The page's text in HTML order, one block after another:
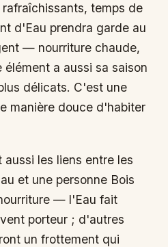
temps de
d'Eau prendra garde au
— nourriture chaude,
a aussi sa saison
délicats. C'est une
manière douce d'habiter
les liens entre les
et une personne Bois
— l'Eau fait
porteur ; d'autres
un frottement qui